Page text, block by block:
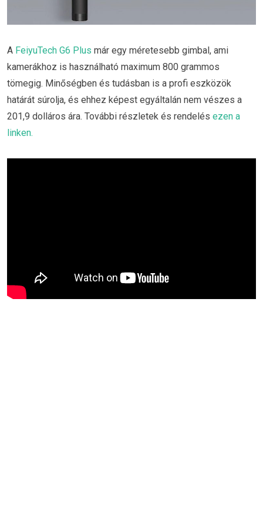
A FeiyuTech G6 Plus már egy méretesebb gimbal, ami
kamerákhoz is használható maximum 800 grammos
tömegig. Minőségben és tudásban is a profi eszközök
határát súrolja, és ehhez képest egyáltalán nem vészes a
201,9 dolláros ára. További részletek és rendelés ezen a
linken.